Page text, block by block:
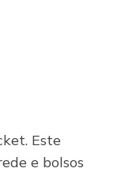
Este
e bolsos